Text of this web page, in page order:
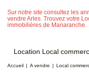
Sur notre site consultez les
vendre Arles. Trouvez votre
immobilières de Manaranche.
Location Local
Accueil A vendre Local